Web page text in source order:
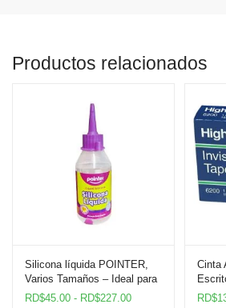
Productos relacionados
Silicona líquida POINTER,
Varios Tamaños – Ideal para
Manualidades y
RD$45.00 - RD$227.00Rango
Cinta
RD$